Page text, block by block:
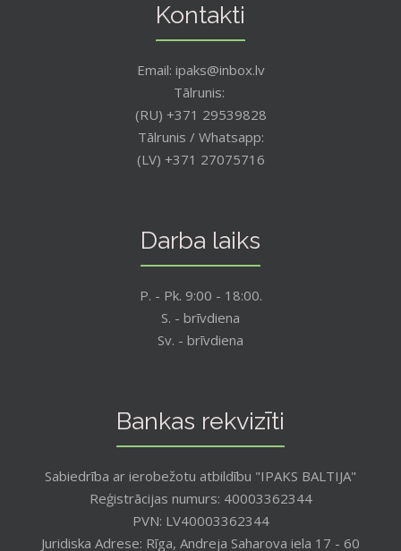
Kontakti
Email: ipaks@inbox.lv
Tālrunis:
(RU) +371 29539828
Tālrunis / Whatsapp:
(LV) +371 27075716
Darba laiks
P. - Pk. 9:00 - 18:00.
S. - brīvdiena
Sv. - brīvdiena
Bankas rekvizīti
Sabiedrība ar ierobežotu atbildību "IPAKS BALTIJA"
Reģistrācijas numurs: 40003362344
PVN: LV40003362344
Juridiska Adrese: Rīga, Andreja Saharova iela 17 - 60